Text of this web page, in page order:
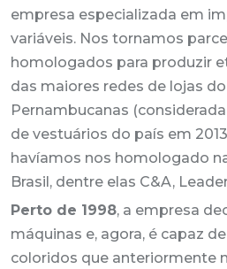
empresa especializada em
variáveis. Nos tornamos
homologados para produzir
das maiores redes de lojas
Pernambucanas
de vestuários do país em
havíamos nos homologado
Brasil, dentre elas C&A,
Perto de 1998, a empresa
máquinas e, agora, é capaz
coloridos que anteriormente